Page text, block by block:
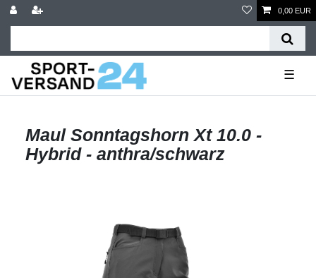
0,00 EUR
☰
Maul Sonntagshorn Xt 10.0 -
Hybrid - anthra/schwarz